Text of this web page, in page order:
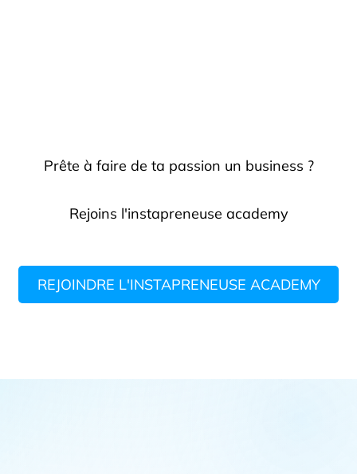
Prête à faire de ta passion un business ?
Rejoins l'instapreneuse academy
REJOINDRE L'INSTAPRENEUSE ACADEMY